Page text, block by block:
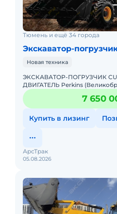
Тюмень и ещё 34 города
Экскаватор-
Новая техника
ЭКСКАВАТОР-ПОГРУЗЧИК
ДВИГАТЕЛЬ Perkins
двигателя 1104C-44TТип
цилиндровый дизельный, с
7 650
Купить в лизинг
05.08.2026
АрсТрак